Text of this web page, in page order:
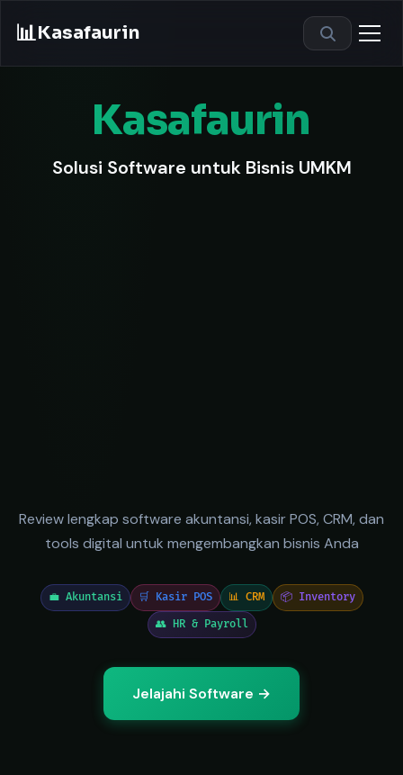
📊Kasafaurin
Kasafaurin
Solusi Software untuk Bisnis UMKM
Review lengkap software akuntansi, kasir POS, CRM, dan
tools digital untuk mengembangkan bisnis Anda
💼 Akuntansi 🛒 Kasir POS 📊 CRM
📦 Inventory
👥 HR & Payroll
Jelajahi Software →